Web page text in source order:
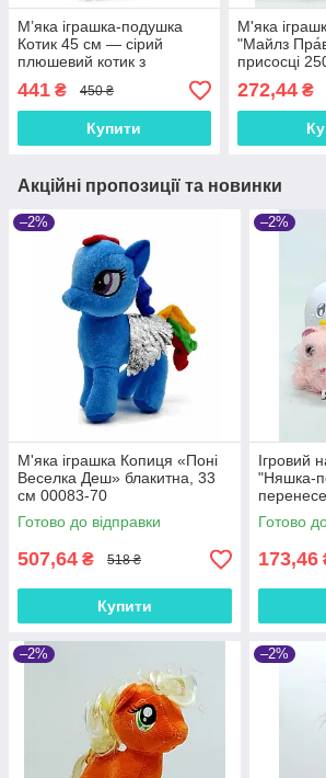
М’яка іграшка-подушка
Котик 45 см — сірий
плюшевий котик з
блискавкою, K15316-1
441 ₴ 450 ₴
Купити
М'яка
"Майлз
присосці
272,44₴
Акційні пропозиції та новинки
–2%
М'яка іграшка Копиця «Поні
Веселка Деш» блакитна, 33
см 00083-70
Готово до відправки
507,64 ₴ 518 ₴
Купити
–2%
Ігровий
"Няшка-
Готово
173,46
–2% –2%